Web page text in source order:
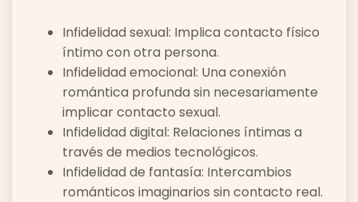
Infidelidad sexual: Implica contacto físico
íntimo con otra persona.
Infidelidad emocional: Una conexión
romántica profunda sin necesariamente
implicar contacto sexual.
Infidelidad digital: Relaciones íntimas a
través de medios tecnológicos.
Infidelidad de fantasía: Intercambios
románticos imaginarios sin contacto real.